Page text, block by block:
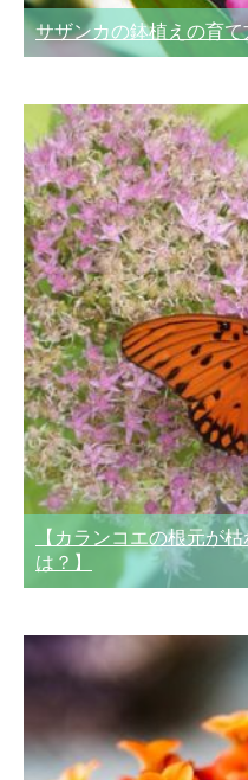
サザンカの鉢植えの育
【カランコエの根元が
は？】